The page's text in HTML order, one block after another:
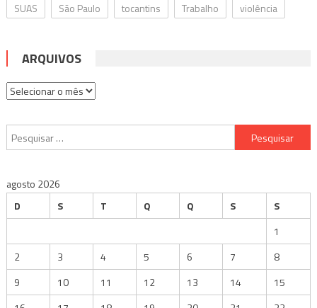
SUAS
São Paulo tocantins Trabalho violência
ARQUIVOS
Arquivos
Pesquisar
por:
agosto 2026
D
S T Q Q S
S
1
2
3 4 5 6 7
8
9
10 11 12 13 14
15